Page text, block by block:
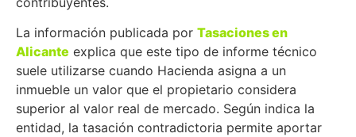
La información publicada por Tasaciones en
Alicante explica que este tipo de informe técnico
suele utilizarse cuando Hacienda asigna a un
inmueble un valor que el propietario considera
superior al valor real de mercado. Según indica la
entidad, la tasación contradictoria permite aportar